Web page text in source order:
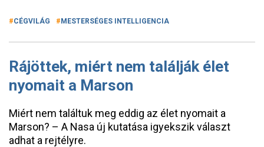
CÉGVILÁG MESTERSÉGES INTELLIGENCIA
Rájöttek, miért nem találják élet
nyomait a Marson
Miért nem találtuk meg eddig az élet nyomait a
Marson? – A Nasa új kutatása igyekszik választ
adhat a rejtélyre.